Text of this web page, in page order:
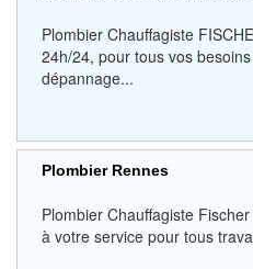
Plombier Chauffagiste
24h/24, pour tous vos
dépannage...
Plombier Rennes
Plombier Chauffagiste
à votre service pour tous